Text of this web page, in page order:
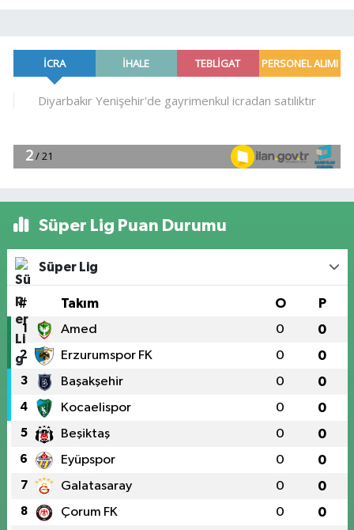
Süper Lig Puan Durumu
Süper Lig
# Takım O P
1 Amed 0 0
2 Erzurumspor FK 0 0
3 Başakşehir 0 0
4 Kocaelispor 0 0
5 Beşiktaş 0 0
6 Eyüpspor 0 0
7 Galatasaray 0 0
8 Çorum FK 0 0